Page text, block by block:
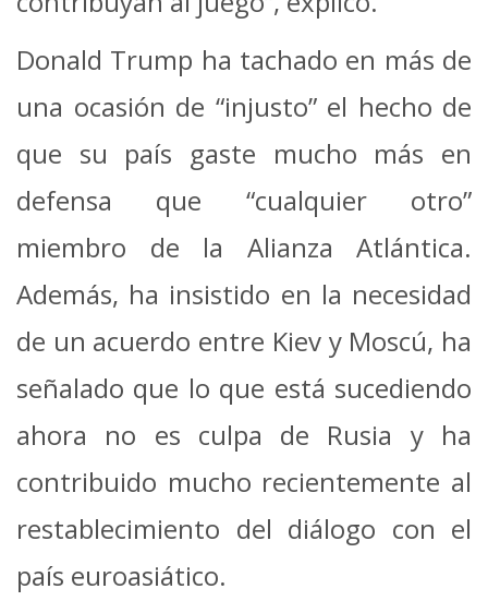
Donald Trump ha tachado en más de
una ocasión de “injusto” el hecho de
que su país gaste mucho más en
defensa que “cualquier otro”
miembro de la Alianza Atlántica.
Además, ha insistido en la necesidad
de un acuerdo entre Kiev y Moscú, ha
señalado que lo que está sucediendo
ahora no es culpa de Rusia y ha
contribuido mucho recientemente al
restablecimiento del diálogo con el
país euroasiático.